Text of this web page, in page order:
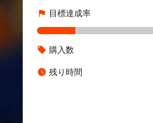
flag 目標達成率
local_offer 購入数
watch_later 残り時間